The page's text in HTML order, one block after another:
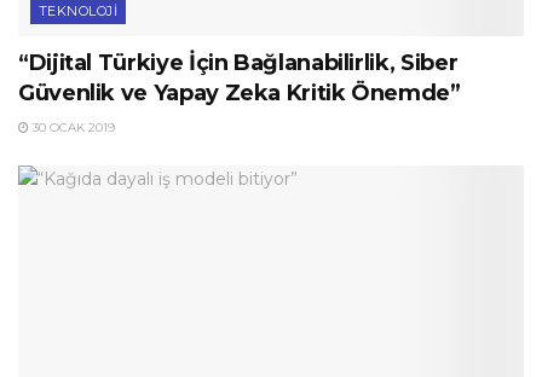
TEKNOLOJI
“Dijital Türkiye İçin Bağlanabilirlik, Siber
Güvenlik ve Yapay Zeka Kritik Önemde”
30 OCAK 2019